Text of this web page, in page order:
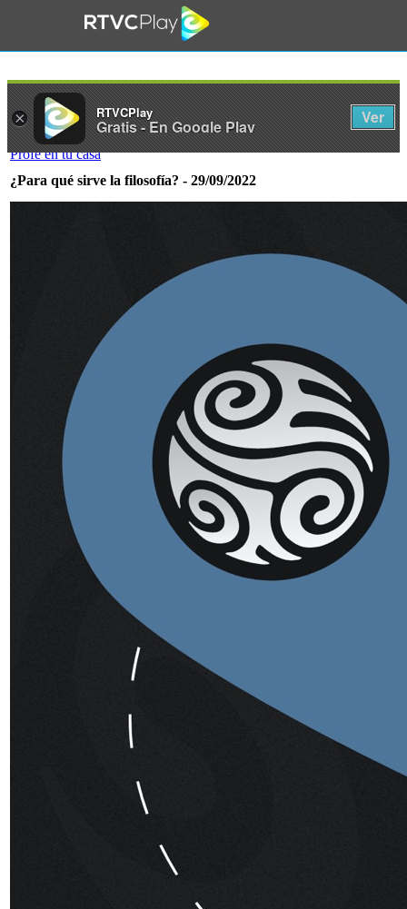
× RTVCPlay
Gratis - En Google Play Ver
Profe en tu casa
¿Para qué sirve la filosofía? - 29/09/2022